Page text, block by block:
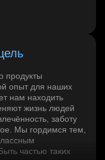
продукты
опыт для наших
нам находить
жизнь людей
заботу
Мы гордимся тем,
частью таких